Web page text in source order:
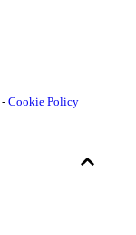
- Cookie Policy